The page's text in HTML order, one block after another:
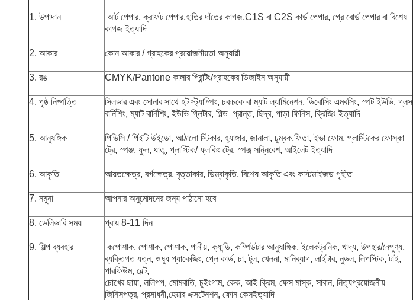
1. উপাদান আর্ট পেপার, ক্রাফট পেপার,হাতির দাঁতের কাগজ,C1S বা C2S কার্ড পেপার, গ্রে বোর্ড পেপার বা বিশেষ
কাগজ ইত্যাদি
2. আকার কোন আকার / গ্রাহকের প্রয়োজনীয়তা অনুযায়ী
3. রঙ CMYK/Pantone কালার প্রিন্টিং/গ্রাহকের ডিজাইন অনুযায়ী
4. পৃষ্ঠ নিষ্পত্তি
সিলভার এবং সোনার সাথে হট স্ট্যাম্পিং, চকচকে বা ম্যাট ল্যামিনেশন, ডিবোসিং এমবসিং, স্পট ইউভি, গ্লস
বার্নিশিং, ম্যাট বার্নিশিং, ইউভি গ্লিটার, গিল্ড প্রান্ত, ছিদ্র, পাড়া ফিনিস, ক্রিজিং ইত্যাদি
5. আনুষঙ্গিক পিভিসি / পিইটি উইন্ডো, আঠালো স্টিকার, হ্যাঙ্গার, জানালা, চুম্বক,ফিতা, ইভা ফোম, প্লাস্টিকের ফোস্কা
ট্রে, স্পঞ্জ, ফুল, ধাতু, প্লাস্টিক/ ফ্লকিং ট্রে, স্পঞ্জ সন্নিবেশ, আইলেট ইত্যাদি
6. আকৃতি আয়তক্ষেত্র, বর্গক্ষেত্র, বৃত্তাকার, ডিম্বাকৃতি, বিশেষ আকৃতি এবং কাস্টমাইজড গৃহীত
7. নমুনা আপনার অনুমোদনের জন্য পাঠানো হবে
8. ডেলিভারি সময় প্রায় 8-11 দিন
9. শিল্প ব্যবহার কপোশাক, পোশাক, পোশাক, পানীয়, ক্যান্ডি, কম্পিউটার আনুষাঙ্গিক, ইলেকট্রনিক, খাদ্য, উপহার/নৈপুণ্য,
ব্যক্তিগত যত্ন, ওষুধ প্যাকেজিং, প্লে কার্ড, চা, টুল, খেলনা, মানিব্যাগ, লাইটার, নুডল, লিপস্টিক, টাই,
পারফিউম, বেল্ট,
চোখের ছায়া, ললিপপ, মোমবাতি, চুইংগাম, কেক, আই ক্রিম, ফেস মাস্ক, সাবান, নিত্যপ্রয়োজনীয়
জিনিসপত্র, প্রসাধনী,হেয়ার এক্সটেনশন, ফোন কেসইত্যাদি